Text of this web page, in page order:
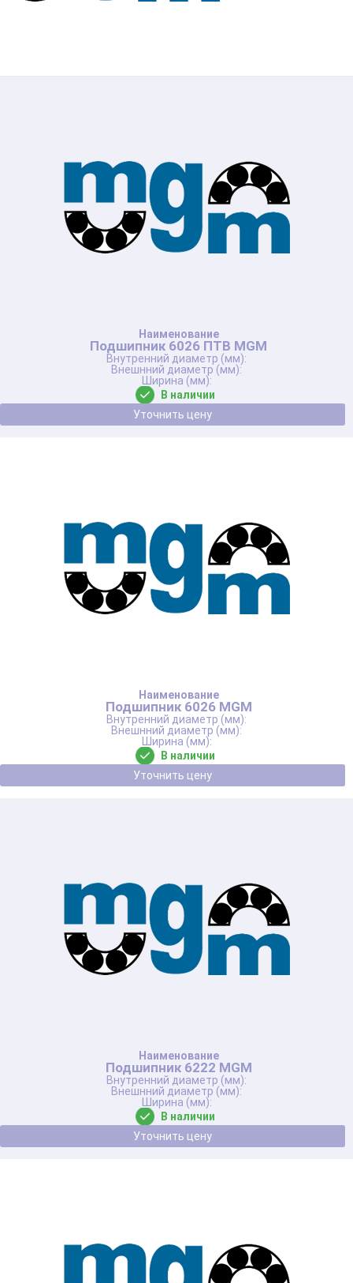
Подшипник 6026 ПТВ MGM
В наличии
Уточнить цену
Подшипник 6026 MGM
В наличии
Уточнить цену
Подшипник 6222 MGM
В наличии
Уточнить цену